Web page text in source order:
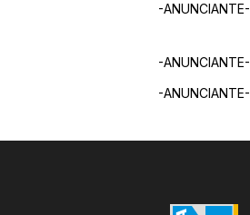
-ANUNCIANTE-
-ANUNCIANTE-
-ANUNCIANTE-